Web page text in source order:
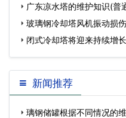
恼!(冷却塔阀…
广东凉水塔的维护知识(普
玻璃钢冷却塔风机振动损
闭式冷却塔将迎来持续增
…
新闻推荐
璃钢储罐根据不同情况的